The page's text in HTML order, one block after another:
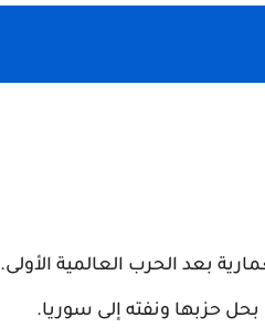
بعد الحرب العالمية الأولى.
حزبها ونفته إلى سوريا.